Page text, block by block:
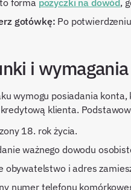
forma pożyczki na dowód,
gotówkę: Po
i
wymogu posiadania
klienta.
18. rok życia.
ważnego dowodu
obywatelstwo i adres
numer telefonu